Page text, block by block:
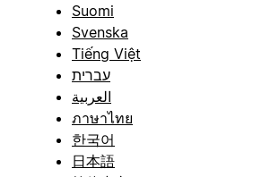
Suomi
Svenska
Tiếng Việt
עברית
العربية
ภาษาไทย
한국어
日本語